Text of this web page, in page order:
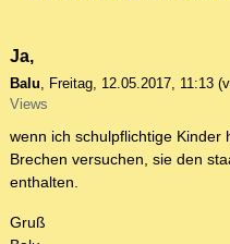
Ja,
Balu, Freitag, 12.05.2017, 11:13
Views
wenn ich schulpflichtige Kinder
Brechen versuchen, sie den
enthalten.
Gruß